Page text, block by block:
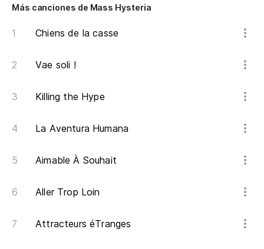
Más canciones de Mass Hysteria
Chiens de la casse
Vae soli !
Killing the Hype
La Aventura Humana
Aimable À Souhait
Aller Trop Loin
Attracteurs éTranges